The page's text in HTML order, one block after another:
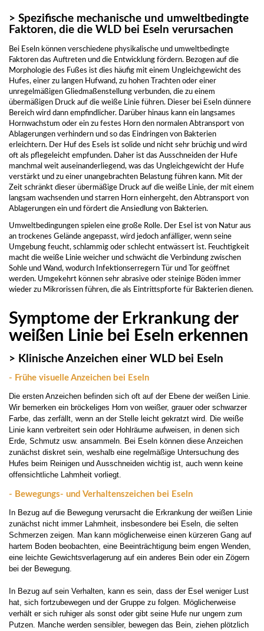
> Spezifische mechanische und umweltbedingte
Faktoren, die die WLD bei Eseln verursachen
Bei Eseln können verschiedene physikalische und umweltbedingte
Faktoren das Auftreten und die Entwicklung fördern. Bezogen auf die
Morphologie des Fußes ist dies häufig mit einem Ungleichgewicht des
Hufes, einer zu langen Hufwand, zu hohen Trachten oder einer
unregelmäßigen Gliedmaßenstellung verbunden, die zu einem
übermäßigen Druck auf die weiße Linie führen. Dieser bei Eseln dünnere
Bereich wird dann empfindlicher. Darüber hinaus kann ein langsames
Hornwachstum oder ein zu festes Horn den normalen Abtransport von
Ablagerungen verhindern und so das Eindringen von Bakterien
erleichtern. Der Huf des Esels ist solide und nicht sehr brüchig und wird
oft als pflegeleicht empfunden. Daher ist das Ausschneiden der Hufe
manchmal weit auseinanderliegend, was das Ungleichgewicht der Hufe
verstärkt und zu einer unangebrachten Belastung führen kann. Mit der
Zeit schränkt dieser übermäßige Druck auf die weiße Linie, der mit einem
langsam wachsenden und starren Horn einhergeht, den Abtransport von
Ablagerungen ein und fördert die Ansiedlung von Bakterien.
Umweltbedingungen spielen eine große Rolle. Der Esel ist von Natur aus
an trockenes Gelände angepasst, wird jedoch anfälliger, wenn seine
Umgebung feucht, schlammig oder schlecht entwässert ist. Feuchtigkeit
macht die weiße Linie weicher und schwächt die Verbindung zwischen
Sohle und Wand, wodurch Infektionserregern Tür und Tor geöffnet
werden. Umgekehrt können sehr abrasive oder steinige Böden immer
wieder zu Mikrorissen führen, die als Eintrittspforte für Bakterien dienen.
Symptome der Erkrankung der
weißen Linie bei Eseln erkennen
> Klinische Anzeichen einer WLD bei Eseln
- Frühe visuelle Anzeichen bei Eseln
Die ersten Anzeichen befinden sich oft auf der Ebene der weißen Linie.
Wir bemerken ein bröckeliges Horn von weißer, grauer oder schwarzer
Farbe, das zerfällt, wenn an der Stelle leicht gekratzt wird. Die weiße
Linie kann verbreitert sein oder Hohlräume aufweisen, in denen sich
Erde, Schmutz usw. ansammeln. Bei Eseln können diese Anzeichen
zunächst diskret sein, weshalb eine regelmäßige Untersuchung des
Hufes beim Reinigen und Ausschneiden wichtig ist, auch wenn keine
offensichtliche Lahmheit vorliegt.
- Bewegungs- und Verhaltenszeichen bei Eseln
In Bezug auf die Bewegung verursacht die Erkrankung der weißen Linie
zunächst nicht immer Lahmheit, insbesondere bei Eseln, die selten
Schmerzen zeigen. Man kann möglicherweise einen kürzeren Gang auf
hartem Boden beobachten, eine Beeinträchtigung beim engen Wenden,
eine leichte Gewichtsverlagerung auf ein anderes Bein oder ein Zögern
bei der Bewegung.
In Bezug auf sein Verhalten, kann es sein, dass der Esel weniger Lust
hat, sich fortzubewegen und der Gruppe zu folgen. Möglicherweise
verhält er sich ruhiger als sonst oder gibt seine Hufe nur ungern zum
Putzen. Manche werden sensibler, bewegen das Bein, ziehen plötzlich